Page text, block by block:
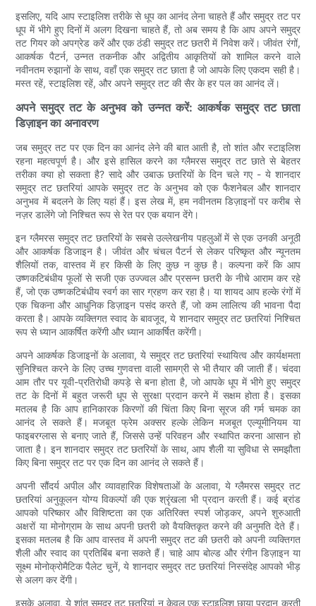
इसलिए, यदि आप स्टाइलिश तरीके से धूप का आनंद लेना चाहते हैं और समुद्र तट पर
धूप में भीगे हुए दिनों में अलग दिखना चाहते हैं, तो अब समय है कि आप अपने समुद्र
तट गियर को अपग्रेड करें और एक ठंडी समुद्र तट छतरी में निवेश करें। जीवंत रंगों,
आकर्षक पैटर्न, उन्नत तकनीक और अद्वितीय आकृतियों को शामिल करने वाले
नवीनतम रुझानों के साथ, वहाँ एक समुद्र तट छाता है जो आपके लिए एकदम सही है।
मस्त रहें, स्टाइलिश रहें, और अपने समुद्र तट की सैर के हर पल का आनंद लें।
अपने समुद्र तट के अनुभव को उन्नत करें: आकर्षक समुद्र तट छाता
डिज़ाइन का अनावरण
जब समुद्र तट पर एक दिन का आनंद लेने की बात आती है, तो शांत और स्टाइलिश
रहना महत्वपूर्ण है। और इसे हासिल करने का ग्लैमरस समुद्र तट छाते से बेहतर
तरीका क्या हो सकता है? सादे और उबाऊ छतरियों के दिन चले गए - ये शानदार
समुद्र तट छतरियां आपके समुद्र तट के अनुभव को एक फैशनेबल और शानदार
अनुभव में बदलने के लिए यहां हैं। इस लेख में, हम नवीनतम डिज़ाइनों पर करीब से
नज़र डालेंगे जो निश्चित रूप से रेत पर एक बयान देंगे।
इन ग्लैमरस समुद्र तट छतरियों के सबसे उल्लेखनीय पहलुओं में से एक उनकी अनूठी
और आकर्षक डिजाइन है। जीवंत और चंचल पैटर्न से लेकर परिष्कृत और न्यूनतम
शैलियों तक, वास्तव में हर किसी के लिए कुछ न कुछ है। कल्पना करें कि आप
उष्णकटिबंधीय फूलों से सजी एक उज्ज्वल और प्रसन्न छतरी के नीचे आराम कर रहे
हैं, जो एक उष्णकटिबंधीय स्वर्ग का सार ग्रहण कर रहा है। या शायद आप हल्के रंगों में
एक चिकना और आधुनिक डिज़ाइन पसंद करते हैं, जो कम लालित्य की भावना पैदा
करता है। आपके व्यक्तिगत स्वाद के बावजूद, ये शानदार समुद्र तट छतरियां निश्चित
रूप से ध्यान आकर्षित करेंगी और ध्यान आकर्षित करेंगी।
अपने आकर्षक डिजाइनों के अलावा, ये समुद्र तट छतरियां स्थायित्व और कार्यक्षमता
सुनिश्चित करने के लिए उच्च गुणवत्ता वाली सामग्री से भी तैयार की जाती हैं। चंदवा
आम तौर पर यूवी-प्रतिरोधी कपड़े से बना होता है, जो आपके धूप में भीगे हुए समुद्र
तट के दिनों में बहुत जरूरी धूप से सुरक्षा प्रदान करने में सक्षम होता है। इसका
मतलब है कि आप हानिकारक किरणों की चिंता किए बिना सूरज की गर्म चमक का
आनंद ले सकते हैं। मजबूत फ्रेम अक्सर हल्के लेकिन मजबूत एल्यूमीनियम या
फाइबरग्लास से बनाए जाते हैं, जिससे उन्हें परिवहन और स्थापित करना आसान हो
जाता है। इन शानदार समुद्र तट छतरियों के साथ, आप शैली या सुविधा से समझौता
किए बिना समुद्र तट पर एक दिन का आनंद ले सकते हैं।
अपनी सौंदर्य अपील और व्यावहारिक विशेषताओं के अलावा, ये ग्लैमरस समुद्र तट
छतरियां अनुकूलन योग्य विकल्पों की एक श्रृंखला भी प्रदान करती हैं। कई ब्रांड
आपको परिष्कार और विशिष्टता का एक अतिरिक्त स्पर्श जोड़कर, अपने शुरुआती
अक्षरों या मोनोग्राम के साथ अपनी छतरी को वैयक्तिकृत करने की अनुमति देते हैं।
इसका मतलब है कि आप वास्तव में अपनी समुद्र तट की छतरी को अपनी व्यक्तिगत
शैली और स्वाद का प्रतिबिंब बना सकते हैं। चाहे आप बोल्ड और रंगीन डिज़ाइन या
सूक्ष्म मोनोक्रोमैटिक पैलेट चुनें, ये शानदार समुद्र तट छतरियां निस्संदेह आपको भीड़
से अलग कर देंगी।
इसके अलावा, ये शांत समुद्र तट छतरियां न केवल एक स्टाइलिश छाया प्रदान करती